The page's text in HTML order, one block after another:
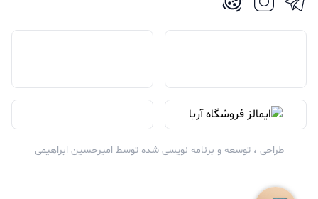
طراحی ، توسعه و برنامه نویسی شده توسط امیرحسین ابراهیمی